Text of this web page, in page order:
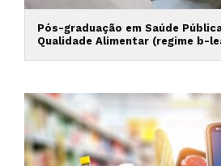
Pós-graduação em Saúde
Qualidade Alimentar (regime b-